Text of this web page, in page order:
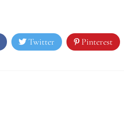
Twitter Pinterest